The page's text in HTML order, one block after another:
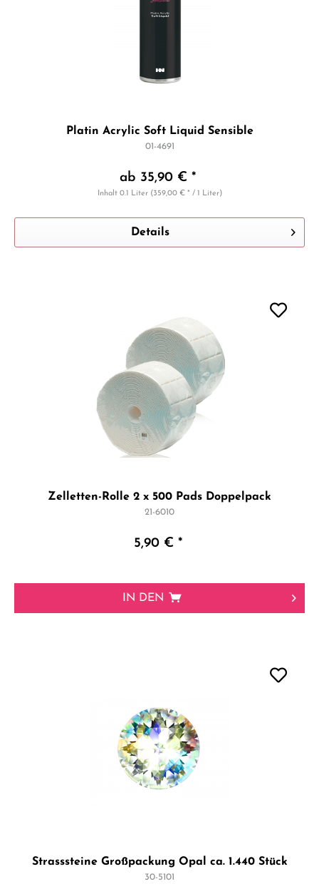
Platin Acrylic Soft Liquid Sensible
01-4691
ab 35,90 € *
Inhalt 0.1 Liter (359,00 € * / 1 Liter)
Details
Zelletten-Rolle 2 x 500 Pads Doppelpack
21-6010
5,90 € *
IN DEN
Strasssteine Großpackung Opal ca. 1.440 Stück
30-5101